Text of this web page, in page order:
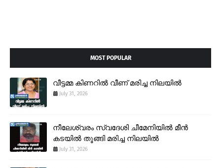
MOST POPULAR
വീട്ടമ്മ കിണറിൽ വീണ് മരിച്ച നിലയിൽ
July 31, 2026
നീലേശ്വരം സ്വദേശി ചീമേനിയിൽ മീൻ
കടയിൽ തൂങ്ങി മരിച്ച നിലയിൽ
July 31, 2026